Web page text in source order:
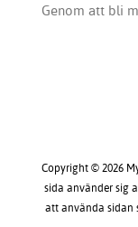
Genom att bli
Copyright © 2026
sida använder sig
att använda sidan